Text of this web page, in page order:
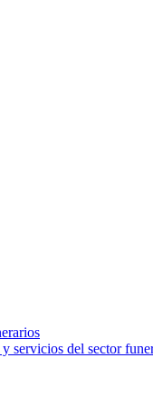
servicios del sector